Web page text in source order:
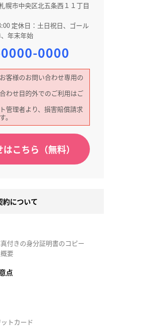
幌市中央区北五条西１１丁目
定休日：土日祝日、ゴール
年末年始
0000
客様のお問い合わせ専用の
わせ目的外でのご利用はご
管理者より、損害賠償請求
。
こちら（無料）
約について
付きの身分証明書のコピー
要
点
トカード